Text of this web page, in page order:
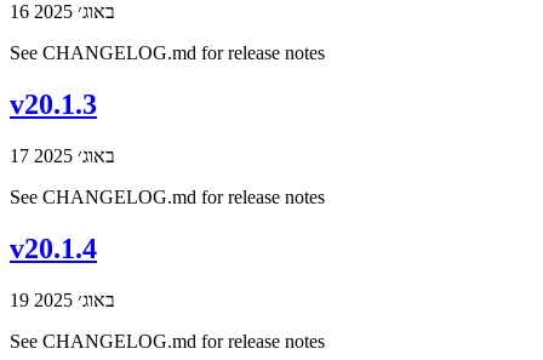
16 באוג׳ 2025
See CHANGELOG.md for release notes
v20.1.3
17 באוג׳ 2025
See CHANGELOG.md for release notes
v20.1.4
19 באוג׳ 2025
See CHANGELOG.md for release notes